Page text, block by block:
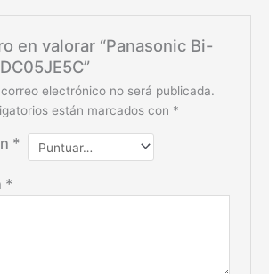
en valorar “Panasonic Bi-
electrónico no será publicada.
están marcados con *
*
*